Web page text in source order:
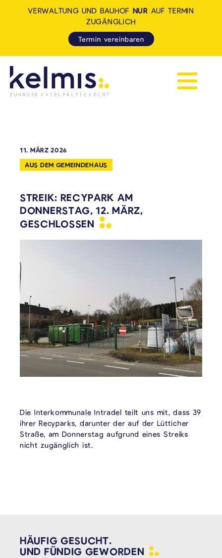
Navigation
VERWALTUNG UND BAUHOF NUR AUF TERMIN
ZUGÄNGLICH
Termin vereinbaren
11. MÄRZ 2026
AUS DEM GEMEINDEHAUS
STREIK: RECYPARK AM
DONNERSTAG, 12. MÄRZ,
GESCHLOSSEN
Die Interkommunale Intradel teilt uns mit, dass 39
ihrer Recyparks, darunter der auf der Lütticher
Straße, am Donnerstag aufgrund eines Streiks
nicht zugänglich ist.
HÄUFIG GESUCHT.
UND FÜNDIG GEWORDEN